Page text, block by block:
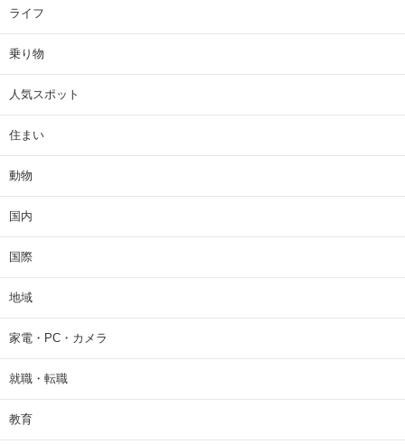
ライフ
乗り物
人気スポット
住まい
動物
国内
国際
地域
家電・PC・カメラ
就職・転職
教育